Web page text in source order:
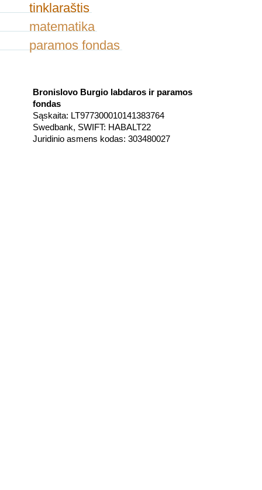
tinklaraštis
matematika
paramos fondas
Bronislovo Burgio labdaros ir paramos
fondas
Sąskaita: LT977300010141383764
Swedbank, SWIFT: HABALT22
Juridinio asmens kodas: 303480027